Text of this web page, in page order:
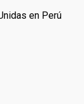
en Perú